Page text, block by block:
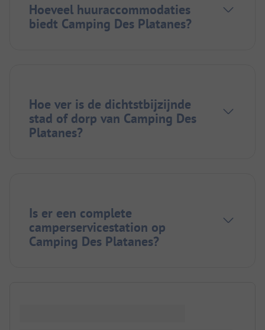
Hoeveel huuraccommodaties
biedt Camping Des Platanes?
Hoe ver is de dichtstbijzijnde
stad of dorp van Camping Des
Platanes?
Is er een complete
camperservicestation op
Camping Des Platanes?